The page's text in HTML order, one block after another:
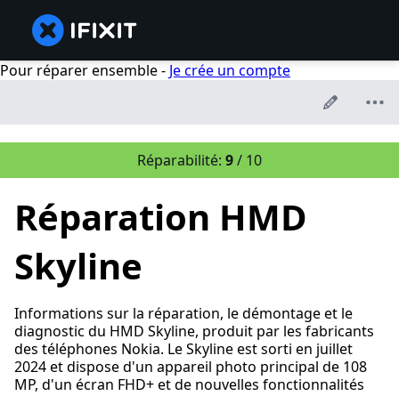
Pour réparer ensemble - Je crée un compte
Réparabilité: 9/ 10
Réparation HMD
Skyline
Informations sur la réparation, le démontage et le
diagnostic du HMD Skyline, produit par les fabricants
des téléphones Nokia. Le Skyline est sorti en juillet
2024 et dispose d'un appareil photo principal de 108
MP, d'un écran FHD+ et de nouvelles fonctionnalités